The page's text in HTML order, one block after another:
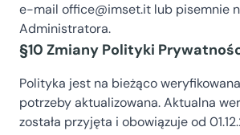
e-mail office@imset.it lub pisemnie
Administratora.
§10 Zmiany Polityki
Polityka jest na bieżąco
potrzeby aktualizowana. Aktualna
została przyjęta i obowiązuje od